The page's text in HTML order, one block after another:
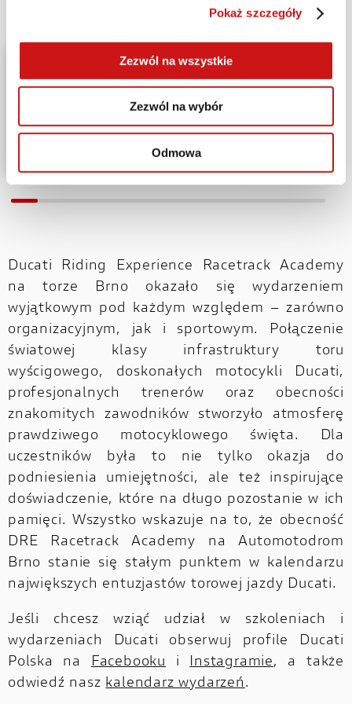
Pokaż szczegóły
Zezwól na wszystkie
Zezwól na wybór
Odmowa
Ducati Riding Experience Racetrack Academy
na torze Brno okazało się wydarzeniem
wyjątkowym pod każdym względem – zarówno
organizacyjnym, jak i sportowym. Połączenie
światowej klasy infrastruktury toru
wyścigowego, doskonałych motocykli Ducati,
profesjonalnych trenerów oraz obecności
znakomitych zawodników stworzyło atmosferę
prawdziwego motocyklowego święta. Dla
uczestników była to nie tylko okazja do
podniesienia umiejętności, ale też inspirujące
doświadczenie, które na długo pozostanie w ich
pamięci. Wszystko wskazuje na to, że obecność
DRE Racetrack Academy na Automotodrom
Brno stanie się stałym punktem w kalendarzu
największych entuzjastów torowej jazdy Ducati.
Jeśli chcesz wziąć udział w szkoleniach i
wydarzeniach Ducati obserwuj profile Ducati
Polska na
Facebooku i Instagramie, a także
odwiedź nasz kalendarz wydarzeń .